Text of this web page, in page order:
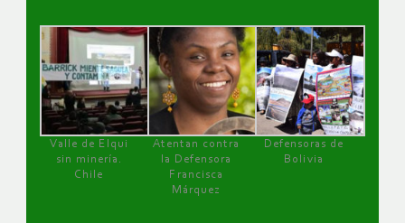
Valle de Elqui
sin minería.
Chile
Atentan contra
la Defensora
Francisca
Márquez
Defensoras de
Bolivia